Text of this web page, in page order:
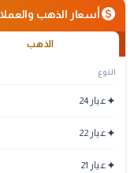
monetization_onأسعار الذهب
الذهب
النوع
✦عيار 24
✦عيار 22
✦عيار 21